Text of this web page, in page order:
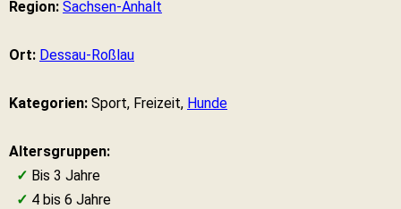
Region: Sachsen-Anhalt
Ort: Dessau-Roßlau
Kategorien: Sport, Freizeit, Hunde
Altersgruppen:
✓ Bis 3 Jahre
✓ 4 bis 6 Jahre